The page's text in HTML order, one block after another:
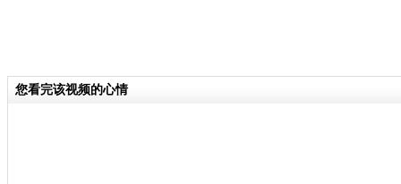
您看完该视频的心情